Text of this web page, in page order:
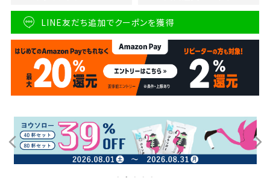
LINE友だち追加でクーポンを獲得